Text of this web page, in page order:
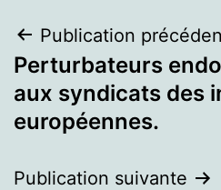
Navigation
de
l’article
Publication
Perturbateurs
aux syndicats des
européennes.
Publication suivante